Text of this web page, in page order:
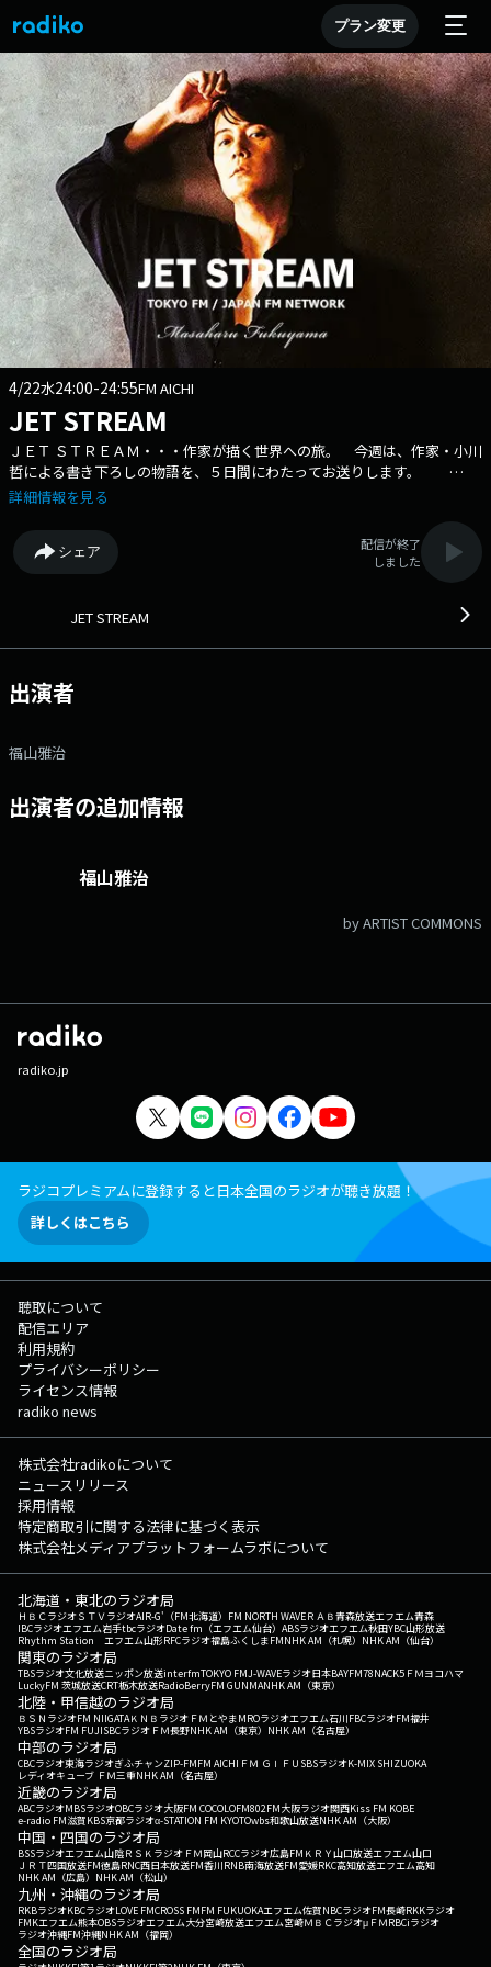
プラン変更
4/22水24:00-24:55FM AICHI
JET STREAM
ＪＥＴ ＳＴＲＥＡＭ・・・作家が描く世界への旅。 今週は、作家・小川
哲による書き下ろしの物語を、５日間にわたってお送りします。
◆「旅への誘い」をテーマに、心地良い音楽とナレーションで綴る番組。
「@FMAICHI」
詳細情報を見る
シェア
配信が終了
しました
JET STREAM
出演者
福山雅治
出演者の追加情報
福山雅治
by ARTIST COMMONS
radiko.jp
ラジコプレミアムに登録すると日本全国のラジオが聴き放題！
詳しくはこちら
聴取について
配信エリア
利用規約
プライバシーポリシー
ライセンス情報
radiko news
株式会社radikoについて
ニュースリリース
採用情報
特定商取引に関する法律に基づく表示
株式会社メディアプラットフォームラボについて
北海道・東北のラジオ局
ＨＢＣラジオＳＴＶラジオAIR-G'（FM北海道） FM NORTH WAVEＲＡＢ青森放送エフエム青森
IBCラジオエフエム岩手tbcラジオDate fm（エフエム仙台） ABSラジオエフエム秋田YBC山形放送
Rhythm Station エフエム山形RFCラジオ福島ふくしまFMNHK AM（札幌） NHK AM（仙台）
関東のラジオ局
TBSラジオ文化放送ニッポン放送interfmTOKYO FMJ-WAVEラジオ日本BAYFM78NACK5 ＦＭヨコハマ
LuckyFM 茨城放送CRT栃木放送RadioBerryFM GUNMANHK AM（東京）
北陸・甲信越のラジオ局
ＢＳＮラジオFM NIIGATAＫＮＢラジオ ＦＭとやまMROラジオエフエム石川FBCラジオFM福井
YBSラジオFM FUJISBCラジオ ＦＭ長野NHK AM（東京） NHK AM（名古屋）
中部のラジオ局
CBCラジオ東海ラジオぎふチャンZIP-FMFM AICHI ＦＭ ＧＩＦＵ SBSラジオK-MIX SHIZUOKA
レディオキューブ ＦＭ三重NHK AM（名古屋）
近畿のラジオ局
ABCラジオMBSラジオOBCラジオ大阪FM COCOLOFM802FM大阪ラジオ関西Kiss FM KOBE
e-radio FM滋賀KBS京都ラジオα-STATION FM KYOTOwbs和歌山放送NHK AM（大阪）
中国・四国のラジオ局
BSSラジオエフエム山陰ＲＳＫラジオ ＦＭ岡山RCCラジオ広島FM ＫＲＹ山口放送エフエム山口
ＪＲＴ四国放送FM徳島RNC西日本放送FM香川RNB南海放送FM愛媛RKC高知放送エフエム高知
NHK AM（広島） NHK AM（松山）
九州・沖縄のラジオ局
RKBラジオKBCラジオLOVE FMCROSS FMFM FUKUOKAエフエム佐賀NBCラジオFM長崎RKKラジオ
FMKエフエム熊本OBSラジオエフエム大分宮崎放送エフエム宮崎ＭＢＣラジオμＦＭRBCiラジオ
ラジオ沖縄FM沖縄NHK AM（福岡）
全国のラジオ局